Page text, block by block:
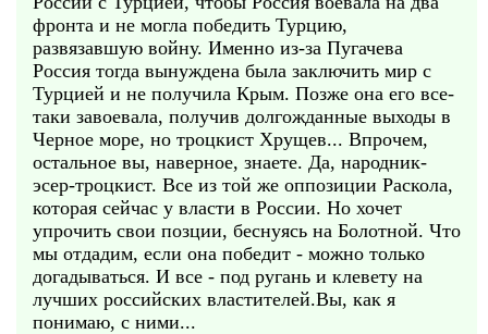
фронта и не могла победить Турцию,
развязавшую войну. Именно из-за Пугачева
Россия тогда вынуждена была заключить мир с
Турцией и не получила Крым. Позже она его все-
таки завоевала, получив долгожданные выходы в
Черное море, но троцкист Хрущев... Впрочем,
остальное вы, наверное, знаете. Да, народник-
эсер-троцкист. Все из той же оппозиции Раскола,
которая сейчас у власти в России. Но хочет
упрочить свои позции, беснуясь на Болотной. Что
мы отдадим, если она победит - можно только
догадываться. И все - под ругань и клевету на
лучших российских властителей.Вы, как я
понимаю, с ними...